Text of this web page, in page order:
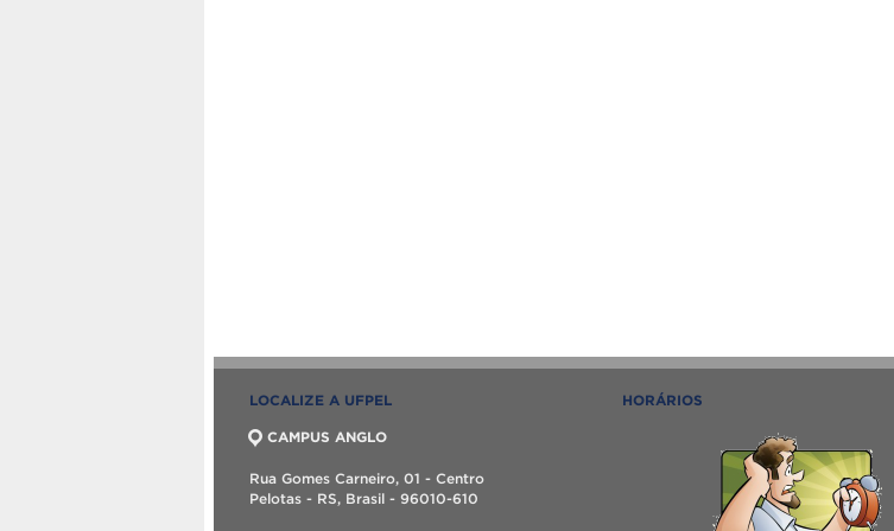
LOCALIZE A UFPEL
CAMPUS ANGLO
Rua Gomes Carneiro, 01 - Centro
Pelotas - RS, Brasil - 96010-610
HORÁRIOS